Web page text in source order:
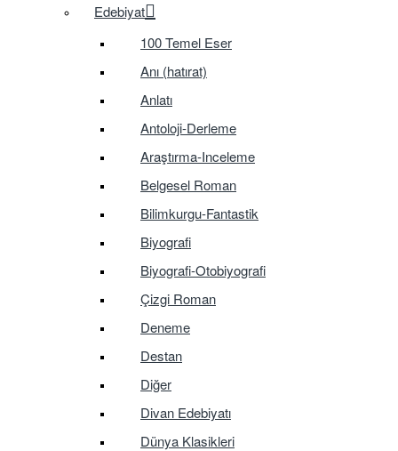
Edebiyat
100 Temel Eser
Anı (hatırat)
Anlatı
Antoloji-Derleme
Araştırma-Inceleme
Belgesel Roman
Bilimkurgu-Fantastik
Biyografi
Biyografi-Otobiyografi
Çizgi Roman
Deneme
Destan
Diğer
Divan Edebiyatı
Dünya Klasikleri